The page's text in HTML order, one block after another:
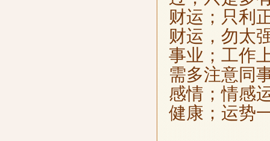
财运；只利
财运，勿太
事业；工作
需多注意同
感情；情感
健康；运势